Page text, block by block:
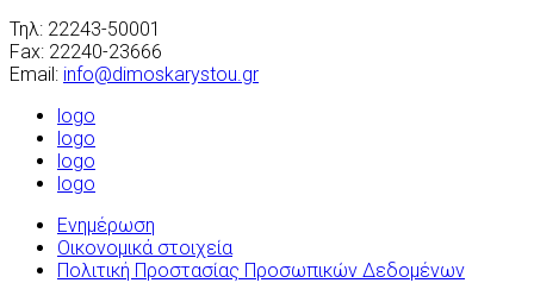
Τηλ: 22243-50001
Fax: 22240-23666
Email: info@dimoskarystou.gr
logo
logo
logo
logo
Ενημέρωση
Οικονομικά στοιχεία
Πολιτική Προστασίας Προσωπικών Δεδομένων